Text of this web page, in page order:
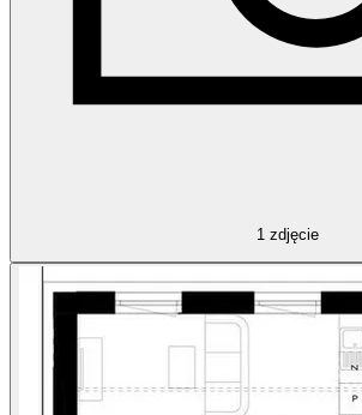
1 zdjęcie